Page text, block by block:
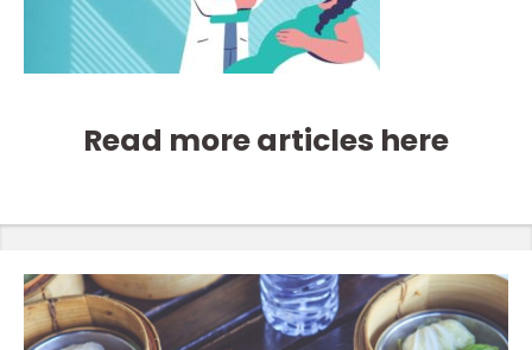
Read more articles here